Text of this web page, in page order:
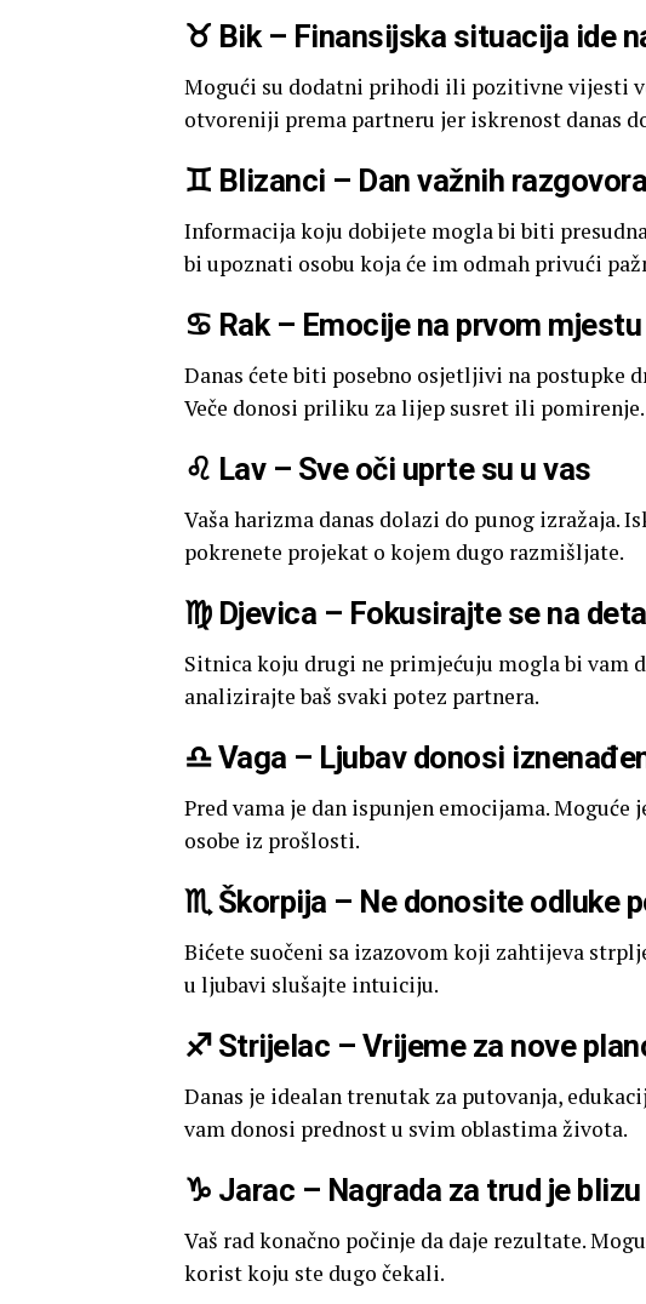
♉ Bik – Finansijska situacija ide
Mogući su dodatni prihodi ili pozitivne vijesti
otvoreniji prema partneru jer iskrenost danas
♊ Blizanci – Dan važnih razgovora
Informacija koju dobijete mogla bi biti
bi upoznati osobu koja će im odmah privući
♋ Rak – Emocije na prvom mjestu
Danas ćete biti posebno osjetljivi na postupke
Veče donosi priliku za lijep susret ili pomirenje.
♌ Lav – Sve oči uprte su u vas
Vaša harizma danas dolazi do punog
pokrenete projekat o kojem dugo razmišljate.
♍ Djevica – Fokusirajte se na
Sitnica koju drugi ne primjećuju mogla bi vam
analizirajte baš svaki potez partnera.
♎ Vaga – Ljubav donosi
Pred vama je dan ispunjen emocijama.
osobe iz prošlosti.
♏ Škorpija – Ne donosite odluke
Bićete suočeni sa izazovom koji zahtijeva
u ljubavi slušajte intuiciju.
♐ Strijelac – Vrijeme za nove
Danas je idealan trenutak za putovanja,
vam donosi prednost u svim oblastima života.
♑ Jarac – Nagrada za trud je blizu
Vaš rad konačno počinje da daje rezultate.
korist koju ste dugo čekali.